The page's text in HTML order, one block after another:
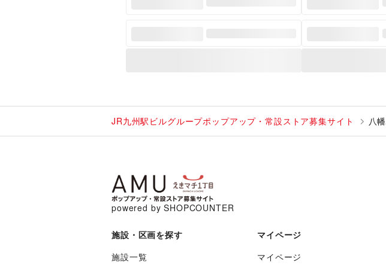
JR九州駅ビルグループポップアップ・常設ストア募集サイト 八
powered by SHOPCOUNTER
施設・区画を探す
施設一覧
マイページ
マイページ